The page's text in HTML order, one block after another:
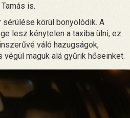
is.
körül bonyolódik. A
lesz kénytelen a taxiba ülni, ez
váló hazugságok,
maguk alá gyűrik hőseinket.